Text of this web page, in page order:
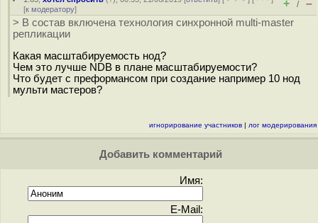
[к модератору] + / –
> В состав включена технология синхронной multi-master
репликации
Какая масштабируемость нод?
Чем это лучше NDB в плане масштабируемости?
Что будет с преформансом при создание например 10 нод
мульти мастеров?
игнорирование участников | лог модерирования
Добавить комментарий
Имя:
E-Mail: